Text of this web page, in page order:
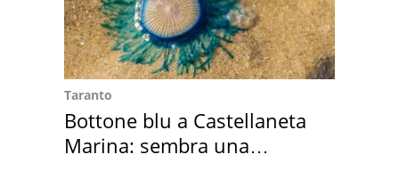
Taranto
Bottone blu a Castellaneta
Marina: sembra una